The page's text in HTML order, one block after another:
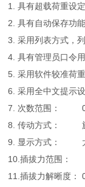
1. 具有超载荷重设
2. 具有自动保存功
3. 采用列表方式，
4. 具有管理员口令
5. 采用软件较准荷重
6. 采用全中文提示
7. 次数范围：
8. 传动方式：
9. 显示方式： 大
10.插拔力范围：
11.插拔力解晰度：